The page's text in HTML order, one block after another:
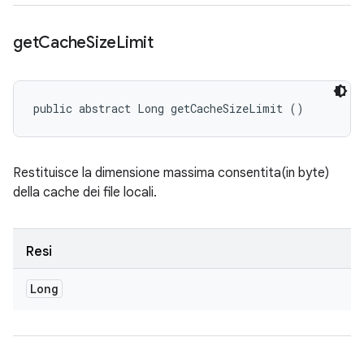
getCacheSizeLimit
public abstract Long getCacheSizeLimit ()
Restituisce la dimensione massima consentita(in byte)
della cache dei file locali.
Resi
Long